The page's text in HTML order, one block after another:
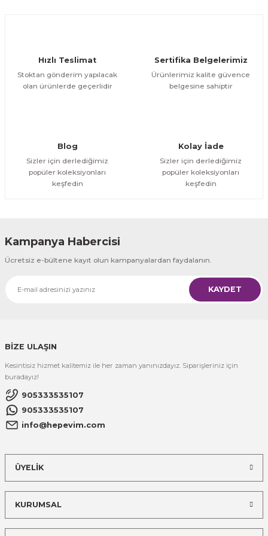
Bu ürüne benzer farklı alternatifler olmalı.
Hızlı Teslimat
Stoktan gönderim yapılacak
olan ürünlerde geçerlidir
Sertifika Belgelerimiz
Ürünlerimiz kalite güvence
belgesine sahiptir
Blog
Sizler için derlediğimiz
popüler koleksiyonları
keşfedin
Kolay İade
Sizler için derlediğimiz
popüler koleksiyonları
keşfedin
Kampanya Habercisi
Ücretsiz e-bültene kayıt olun kampanyalardan faydalanın.
KAYDET
BİZE ULAŞIN
Kesintisiz hizmet kalitemiz ile her zaman yanınızdayız. Siparişleriniz için
buradayız!
905333535107
905333535107
info@hepevim.com
ÜYELİK
KURUMSAL